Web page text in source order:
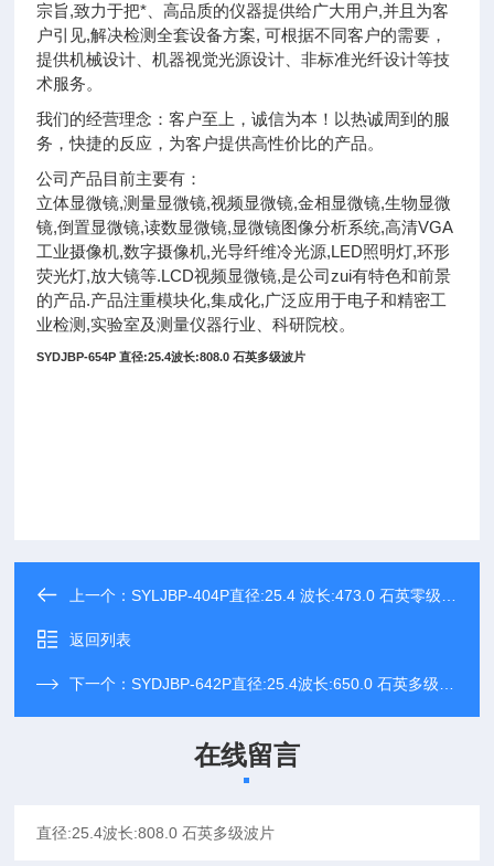
宗旨,致力于把*、高品质的仪器提供给广大用户,并且为客
户引见,解决检测全套设备方案, 可根据不同客户的需要，
提供机械设计、机器视觉光源设计、非标准光纤设计等技
术服务。
我们的经营理念：客户至上，诚信为本！以热诚周到的服
务，快捷的反应，为客户提供高性价比的产品。
公司产品目前主要有：
立体显微镜,测量显微镜,视频显微镜,金相显微镜,生物显微
镜,倒置显微镜,读数显微镜,显微镜图像分析系统,高清VGA
工业摄像机,数字摄像机,光导纤维冷光源,LED照明灯,环形
荧光灯,放大镜等.LCD视频显微镜,是公司zui有特色和前景
的产品.产品注重模块化,集成化,广泛应用于电子和精密工
业检测,实验室及测量仪器行业、科研院校。
SYDJBP-654P直径:25.4波长:808.0 石英多级波片
上一个：SYLJBP-404P直径:25.4 波长:473.0 石英零级波片
返回列表
下一个：SYDJBP-642P直径:25.4波长:650.0 石英多级波片
在线留言